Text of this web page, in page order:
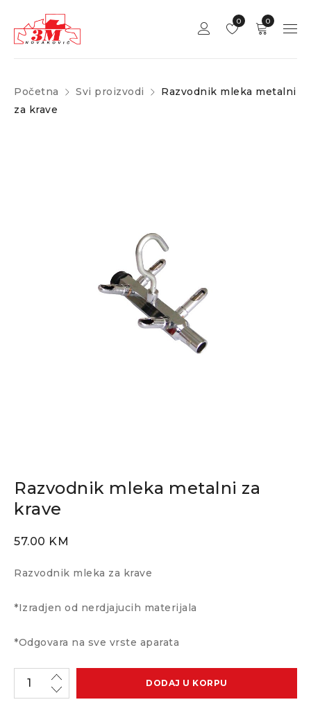
0
0
Početna Svi proizvodi
Razvodnik mleka metalni
za krave
Razvodnik mleka metalni za
krave
57.00 KM
Razvodnik mleka za krave
*Izradjen od nerdjajucih materijala
*Odgovara na sve vrste aparata
DODAJ U KORPU